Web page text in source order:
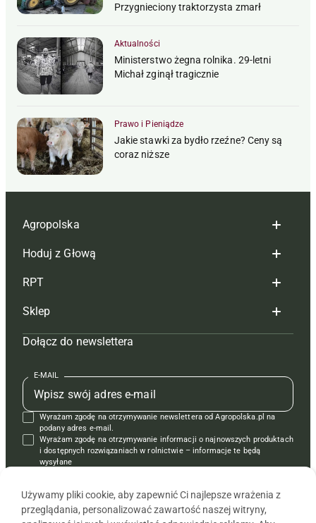
Przygnieciony traktorzysta zmarł
Aktualności
Ministerstwo żegna rolnika. 29-letni
Michał zginął tragicznie
Prawo i Pieniądze
Jakie stawki za bydło rzeźne? Ceny są
coraz niższe
Agropolska
Redakcja
Reklama
Tagi
Mapa serwisu
Kontakt
Regulamin
Polityka prywatności
Hoduj z Głową
Hoduj z głową bydło
Hoduj z głową świnie
Prenumerata
Redakcja
Kontakt
Reklama
RPT
Redakcja
Prenumerata
Reklama
Kontakt
Krzyżówki
Sklep
Czasopisma i prenumerata
Książki
Regulamin
Dołącz do newslettera
E-MAIL
Wyrażam zgodę na otrzymywanie newslettera od Agropolska.pl na
podany adres e-mail.
Wyrażam zgodę na otrzymywanie informacji o najnowszych produktach
i dostępnych rozwiązaniach w rolnictwie – informacje te będą
wysyłane
Używamy pliki cookie, aby zapewnić Ci najlepsze wrażenia z
przeglądania, personalizować zawartość naszej witryny,